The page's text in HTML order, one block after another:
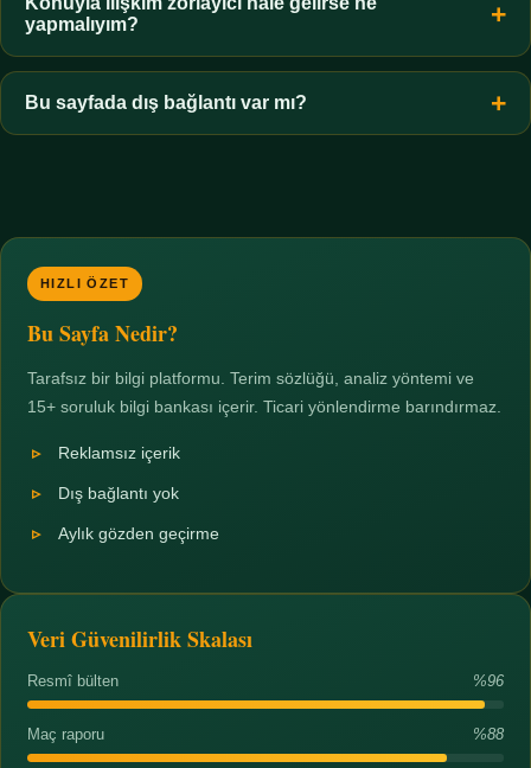
zorunluluktur.
yapmalıyım?
Zaman sınırı koyun, harcadığınız süreyi ölçün ve gerekirse
profesyonel destek alın. Türkiye'de ücretsiz danışma hatları
mevcuttur; yardım istemek güçlü bir adımdır.
Bu sayfada dış bağlantı var mı?
HIZLI ÖZET
Bu Sayfa Nedir?
Tarafsız bir bilgi platformu. Terim sözlüğü, analiz yöntemi ve
15+ soruluk bilgi bankası içerir. Ticari yönlendirme barındırmaz.
Reklamsız içerik
Dış bağlantı yok
Aylık gözden geçirme
Veri Güvenilirlik Skalası
Resmî bülten %96
Maç raporu %88